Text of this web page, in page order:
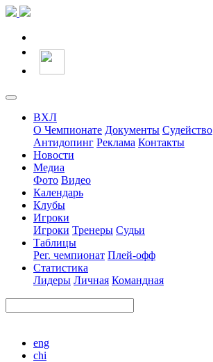
ВХЛ
О Чемпионате Документы Судейство
Антидопинг Реклама Контакты
Новости
Медиа
Фото Видео
Календарь
Клубы
Игроки
Игроки Тренеры Судьи
Таблицы
Рег. чемпионат Плей-офф
Статистика
Лидеры Личная Командная
eng
chi